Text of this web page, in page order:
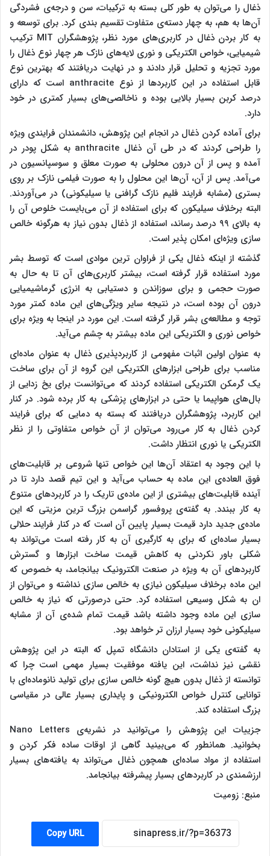
ذغال را می‌توان به طور کلی بسته به ترکیبات، سن و درجه‌ی فشردگی
آن‌ها به هم، به چهار دسته‌ی متفاوت تقسیم بندی کرد. برای توسعه و
به کار بردن ذغال در کاربری‌های مورد نظر، پژوهشگران MIT ترکیب
شیمیایی، خواص الکتریکی و نوری لایه‌های نازک هر چهار نوع ذغال را
مورد تجزیه و تحلیل قرار دادند و در نهایت دریافتند که بهترین نوع
قابل استفاده در این کاربرد‌ها از نوع anthracite است که دارای
درصد کربن بسیار بالایی بوده و ناخالصی‌های بسیار کمتری در خود
دارد.
برای آماده کردن ذغال در انجام این پژوهش، دانشمندان فرایندی ویژه
را طراحی کردند که در طی آن ذغال anthracite به شکل پودر در
آمده و پس از آن درون محلولی به صورت معلق و سوسپانسیون در
می‌آمد. پس از آن، آن‌ها این محلول را به صورت فیلمی نازک بر روی
بستری (مشابه فرایند فلیم نازک گرافنی یا سیلیکونی) در می‌آوردند.
البته برخلاف سیلیکون که برای استفاده از آن می‌بایست خلوص آن را
به بالای ۹۹ درصد رساند، استفاده از ذغال بدون نیاز به هرگونه خالص
سازی ویژه‌ای امکان پذیر است.
گذشته از اینکه ذغال یکی از فراوان ترین موادی است که توسط بشر
مورد استفاده قرار گرفته است، بیشتر کاربری‌های آن تا به حال به
صورت حجمی و برای سوزاندن و دستیابی به انرژی گرماشیمیایی
درون آن بوده است، در نتیجه سایر ویژگی‌های این ماده کمتر مورد
توجه و مطالعه‌ی بشر قرار گرفته است. این مورد در اینجا به ویژه برای
خواص نوری و الکتریکی این ماده بیشتر به چشم می‌آید.
به عنوان اولین اثبات مفهومی از کاربردپذیری ذغال به عنوان ماده‌ای
مناسب برای طراحی ابزارهای الکتریکی این گروه از آن برای ساخت
یک گرمکن الکتریکی استفاده کردند که می‌توانست برای یخ زدایی از
بال‌های هواپیما یا حتی در ابزارهای پزشکی به کار برده شود. در کنار
این کاربرد، پژوهشگران دریافتند که بسته به دمایی که برای فرایند
کردن ذغال به کار می‌رود می‌توان از آن خواص متفاوتی را از نظر
الکتریکی یا نوری انتظار داشت.
با این وجود به اعتقاد آن‌ها این خواص تنها شروعی بر قابلیت‌های
فوق العاده‌ی این ماده به حساب می‌آید و این تیم قصد دارد تا در
آینده قابلیت‌های بیشتری از این ماده‌ی تاریک را در کاربردهای متنوع
به کار ببندد. به گفته‌ی پروفسور گراسمن بزرگ ترین مزیتی که این
ماده‌ی جدید دارد قیمت بسیار پایین آن است که در کنار فرایند حلالی
بسیار ساده‌ای که برای به کارگیری آن به کار رفته است می‌تواند به
شکلی باور نکردنی به کاهش قیمت ساخت ابزارها و گسترش
کاربردهای آن به ویژه در صنعت الکترونیک بیانجامد، به خصوص که
این ماده برخلاف سیلیکون نیازی به خالص سازی نداشته و می‌توان از
ان به شکل وسیعی استفاده کرد. حتی درصورتی که نیاز به خالص
سازی این ماده وجود داشته باشد قیمت تمام شده‌ی آن از مشابه
سیلیکونی خود بسیار ارزان تر خواهد بود.
به گفته‌ی یکی از استادان دانشگاه تمپل که البته در این پژوهش
نقشی نیز نداشت، این یافته موفقیت بسیار مهمی است چرا که
توانسته از ذغال بدون هیچ گونه خالص سازی برای تولید نانوماده‌ای با
توانایی کنترل خواص الکترونیکی و پایداری بسیار عالی در مقیاسی
بزرگ استفاده کند.
جزییات این پژوهش را می‌توانید در نشریه‌ی Nano Letters
بخوانید. همانطور که می‌بینید گاهی از اوقات ساده فکر کردن و
استفاده از مواد ساده‌ای همچون ذغال می‌تواند به یافته‌های بسیار
ارزشمندی در کاربردهای بسیار پیشرفته بیانجامد.
منبع: زومیت
Copy URL